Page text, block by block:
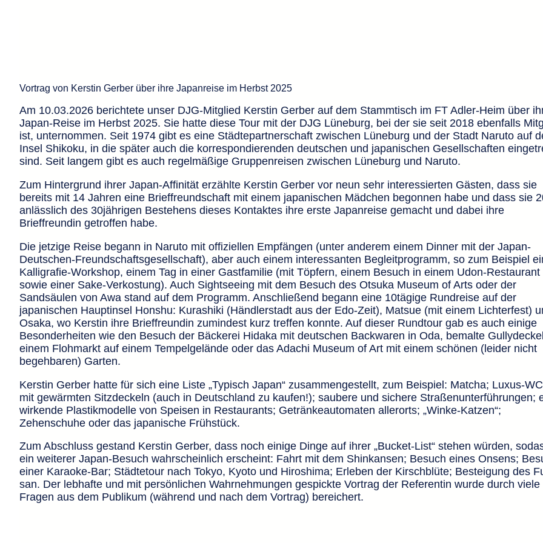
Vortrag von Kerstin Gerber über ihre Japanreise im Herbst 2025
Am 10.03.2026 berichtete unser DJG-Mitglied Kerstin Gerber auf dem Stammtisch im FT Adler-Heim über
Japan-Reise im Herbst 2025. Sie hatte diese Tour mit der DJG Lüneburg, bei der sie seit 2018 ebenfalls
ist, unternommen. Seit 1974 gibt es eine Städtepartnerschaft zwischen Lüneburg und der Stadt Naruto auf
Insel Shikoku, in die später auch die korrespondierenden deutschen und japanischen Gesellschaften
sind. Seit langem gibt es auch regelmäßige Gruppenreisen zwischen Lüneburg und Naruto.
Zum Hintergrund ihrer Japan-Affinität erzählte Kerstin Gerber vor neun sehr interessierten Gästen, dass sie
bereits mit 14 Jahren eine Brieffreundschaft mit einem japanischen Mädchen begonnen habe und dass sie
anlässlich des 30jährigen Bestehens dieses Kontaktes ihre erste Japanreise gemacht und dabei ihre
Brieffreundin getroffen habe.
Die jetzige Reise begann in Naruto mit offiziellen Empfängen (unter anderem einem Dinner mit der Japan-
Deutschen-Freundschaftsgesellschaft), aber auch einem interessanten Begleitprogramm, so zum Beispiel
Kalligrafie-Workshop, einem Tag in einer Gastfamilie (mit Töpfern, einem Besuch in einem Udon-Restaurant
sowie einer Sake-Verkostung). Auch Sightseeing mit dem Besuch des Otsuka Museum of Arts oder der
Sandsäulen von Awa stand auf dem Programm. Anschließend begann eine 10tägige Rundreise auf der
japanischen Hauptinsel Honshu: Kurashiki (Händlerstadt aus der Edo-Zeit), Matsue (mit einem Lichterfest)
Osaka, wo Kerstin ihre Brieffreundin zumindest kurz treffen konnte. Auf dieser Rundtour gab es auch einige
Besonderheiten wie den Besuch der Bäckerei Hidaka mit deutschen Backwaren in Oda, bemalte
einem Flohmarkt auf einem Tempelgelände oder das Adachi Museum of Art mit einem schönen (leider nicht
begehbaren) Garten.
Kerstin Gerber hatte für sich eine Liste „Typisch Japan“ zusammengestellt, zum Beispiel: Matcha; Luxus-
mit gewärmten Sitzdeckeln (auch in Deutschland zu kaufen!); saubere und sichere Straßenunterführungen;
wirkende Plastikmodelle von Speisen in Restaurants; Getränkeautomaten allerorts; „Winke-Katzen“;
Zehenschuhe oder das japanische Frühstück.
Zum Abschluss gestand Kerstin Gerber, dass noch einige Dinge auf ihrer „Bucket-List“ stehen würden,
ein weiterer Japan-Besuch wahrscheinlich erscheint: Fahrt mit dem Shinkansen; Besuch eines Onsens;
einer Karaoke-Bar; Städtetour nach Tokyo, Kyoto und Hiroshima; Erleben der Kirschblüte; Besteigung des
san. Der lebhafte und mit persönlichen Wahrnehmungen gespickte Vortrag der Referentin wurde durch viele
Fragen aus dem Publikum (während und nach dem Vortrag) bereichert.